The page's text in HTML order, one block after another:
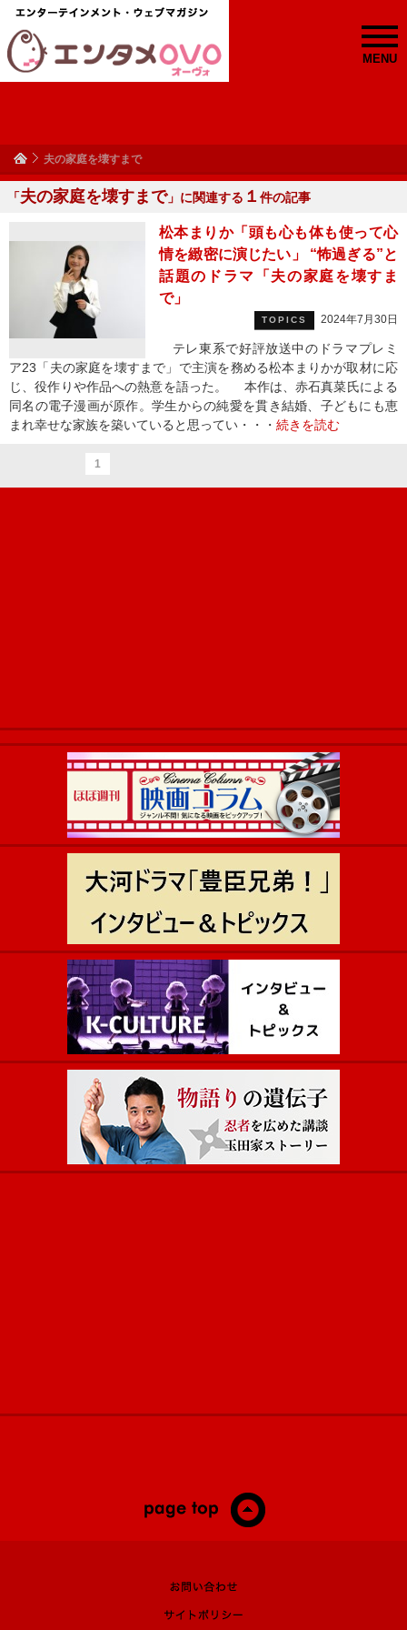
MENU
夫の家庭を壊すまで
「夫の家庭を壊すまで」に関連する １ 件の記事
松本まりか「頭も心も体も使って心
情を緻密に演じたい」 “怖過ぎる”と
話題のドラマ「夫の家庭を壊すま
で」
TOPICS 2024年7月30日
テレ東系で好評放送中のドラマプレミ
ア23「夫の家庭を壊すまで」で主演を務める松本まりかが取材に応
じ、役作りや作品への熱意を語った。 本作は、赤石真菜氏による
同名の電子漫画が原作。学生からの純愛を貫き結婚、子どもにも恵
まれ幸せな家族を築いていると思ってい・・・ 続きを読む
1